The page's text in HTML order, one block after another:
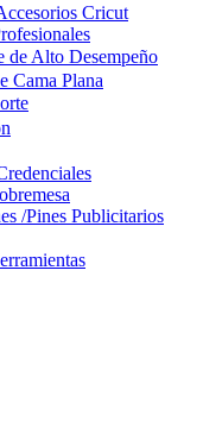
Cricut
de Alto Desempeño
Cama Plana
/Pines Publicitarios